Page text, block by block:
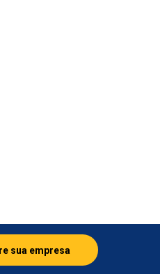
sua empresa